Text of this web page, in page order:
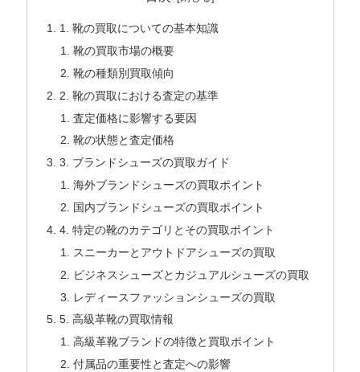
1. 靴の買取についての基本知識
靴の買取市場の概要
靴の種類別買取傾向
2. 靴の買取における査定の基準
査定価格に影響する要因
靴の状態と査定価格
3. ブランドシューズの買取ガイド
海外ブランドシューズの買取ポイント
国内ブランドシューズの買取ポイント
4. 特定の靴のカテゴリとその買取ポイント
スニーカーとアウトドアシューズの買取
ビジネスシューズとカジュアルシューズの買取
レディースファッションシューズの買取
5. 高級革靴の買取情報
高級革靴ブランドの特徴と買取ポイント
付属品の重要性と査定への影響